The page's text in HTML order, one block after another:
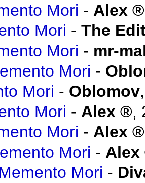
Mori - Alex
Mori - The
Mori - mr-
Mori -
Mori - Oblomov
Mori - Alex ,
Mori - Alex
Mori - Alex
Mori -